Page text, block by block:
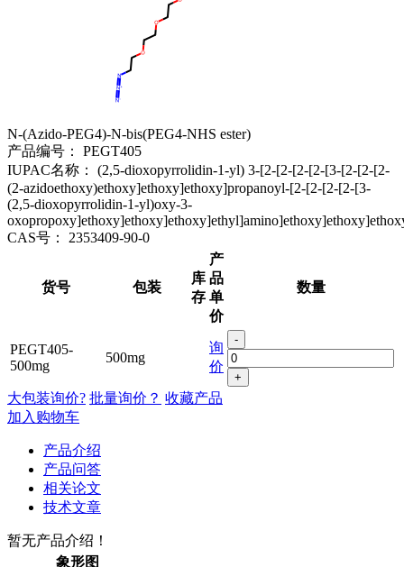
N-(Azido-PEG4)-N-bis(PEG4-NHS ester)
产品编号：
PEGT405
IUPAC名称： (2,5-dioxopyrrolidin-1-yl) 3-[2-[2-[2-[2-[3-[2-[2-[2-
(2-azidoethoxy)ethoxy]ethoxy]ethoxy]propanoyl-[2-[2-[2-[2-[3-
(2,5-dioxopyrrolidin-1-yl)oxy-3-
CAS号：
2353409-90-0
货号 包装
库
存
产
品
单
价
数量
PEGT405-
500mg
500mg
询
价
-
+
大包装询价? 批量询价？ 收藏产品
加入购物车
产品介绍
产品问答
相关论文
技术文章
暂无产品介绍！
象形图